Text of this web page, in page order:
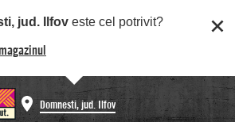
jud. Ilfov este cel potrivit?
Domnesti, jud. Ilfov